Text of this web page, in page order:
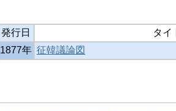
発行日
タイ
1877年 征韓議論図